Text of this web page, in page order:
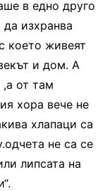
в едно друго
изхранва
което живеят
и дом. А
,а от там
хора вече не
хлапаци са
не са се
липсата на